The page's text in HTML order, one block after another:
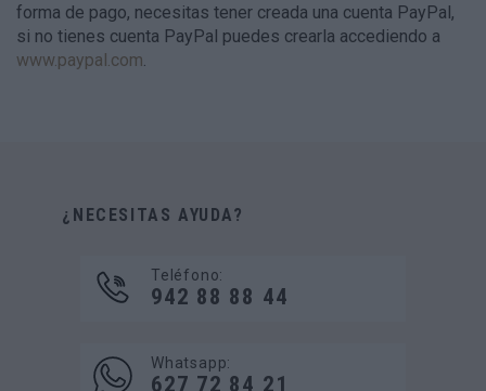
forma de pago, necesitas tener creada una cuenta PayPal,
si no tienes cuenta PayPal puedes crearla accediendo a
www.paypal.com.
¿NECESITAS AYUDA?
Teléfono:
942 88 88 44
Whatsapp:
627 72 84 21